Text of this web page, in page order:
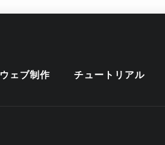
ウェブ制作 チュートリアル